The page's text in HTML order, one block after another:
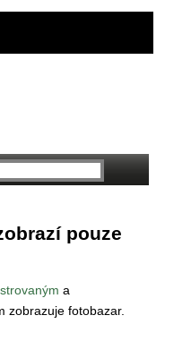
pouze
a
zobrazuje fotobazar.